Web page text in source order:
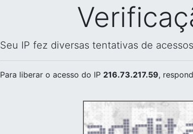
Seu IP fez diversas tentativas de
Para liberar o acesso do IP 216.73.217.59,